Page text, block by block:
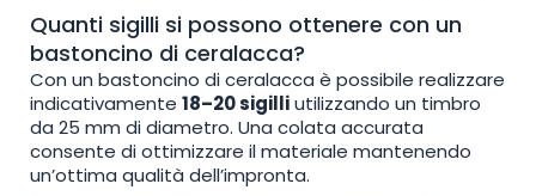
Quanti sigilli si possono ottenere con un
bastoncino di ceralacca?
Con un bastoncino di ceralacca è possibile realizzare
indicativamente 18–20 sigilliutilizzando un timbro
da 25 mm di diametro. Una colata accurata
consente di ottimizzare il materiale mantenendo
un’ottima qualità dell’impronta.